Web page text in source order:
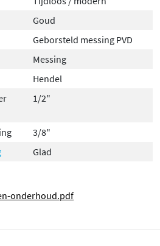
Goud
Geborsteld messing PVD
Messing
Hendel
1/2"
3/8"
Glad
onderhoud.pdf